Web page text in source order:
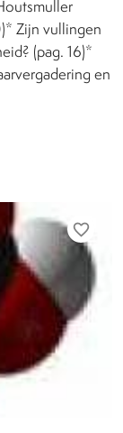
Zijn vullingen
(pag. 16)*
en
favorite_border